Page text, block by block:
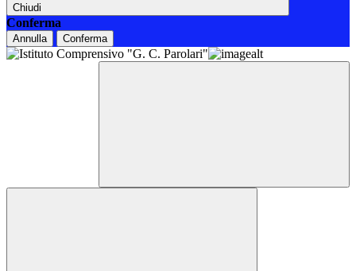
Chiudi
Conferma
Annulla Conferma